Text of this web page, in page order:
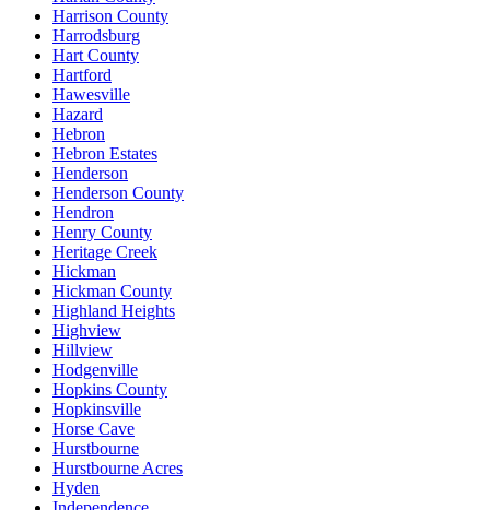
Harrison County
Harrodsburg
Hart County
Hartford
Hawesville
Hazard
Hebron
Hebron Estates
Henderson
Henderson County
Hendron
Henry County
Heritage Creek
Hickman
Hickman County
Highland Heights
Highview
Hillview
Hodgenville
Hopkins County
Hopkinsville
Horse Cave
Hurstbourne
Hurstbourne Acres
Hyden